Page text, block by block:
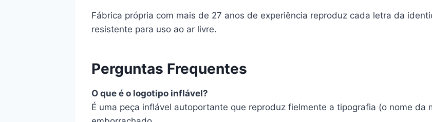
Fábrica própria com mais de 27 anos de experiência reproduz cada letra da
resistente para uso ao ar livre.
Perguntas Frequentes
O que é o logotipo inflável?
É uma peça inflável autoportante que reproduz fielmente a tipografia (o nome da